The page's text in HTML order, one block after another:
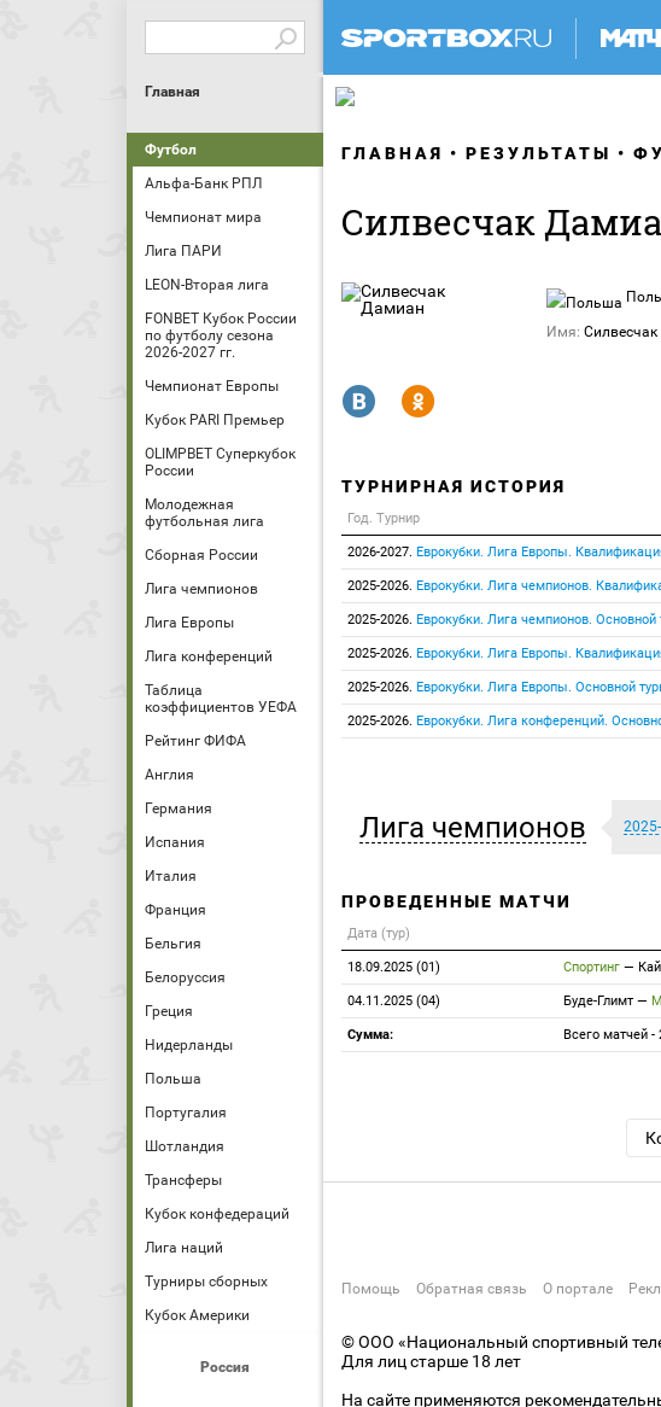
Главная
Футбол
Альфа-Банк РПЛ
Чемпионат мира
Лига ПАРИ
LEON-Вторая лига
FONBET Кубок России
по футболу сезона
2026-2027 гг.
Чемпионат Европы
Кубок PARI Премьер
OLIMPBET Суперкубок
России
Молодежная
футбольная лига
Сборная России
Лига чемпионов
Лига Европы
Лига конференций
Таблица
коэффициентов УЕФА
Рейтинг ФИФА
Англия
Германия
Испания
Италия
Франция
Бельгия
Белоруссия
Греция
Нидерланды
Польша
Португалия
Шотландия
Трансферы
Кубок конфедераций
Лига наций
Турниры сборных
Кубок Америки
Россия
ГЛАВНАЯ РЕЗУЛЬТАТЫ
Силвесчак
Имя:
R Y
ТУРНИРНАЯ ИСТОРИЯ
Год. Турнир
2026-2027. Еврокубки. Лига Европы.
2025-2026. Еврокубки. Лига чемпионов.
2025-2026. Еврокубки. Лига чемпионов. Основной
2025-2026. Еврокубки. Лига Европы.
2025-2026. Еврокубки. Лига Европы. Основной
2025-2026. Еврокубки. Лига конференций.
Лига чемпионов
ПРОВЕДЕННЫЕ МАТЧИ
Дата (тур)
18.09.2025 (01) Спортинг —
04.11.2025 (04) Буде-Глимт —
Сумма: Всего матчей -
Помощь Обратная связь О портале
© ООО «Национальный спортивный
Для лиц старше 18 лет
На сайте применяются